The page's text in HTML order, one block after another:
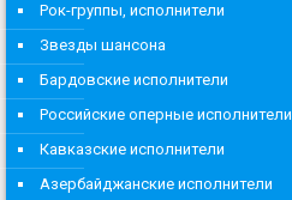
Рок-группы, исполнители
Звезды шансона
Бардовские исполнители
Российские оперные исполнители
Кавказские исполнители
Азербайджанские исполнители